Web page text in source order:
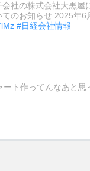
社の株式会社大黒屋
のお知らせ 2025年
#日経会社情報
ト作ってんなあと思